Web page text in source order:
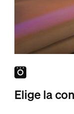
Elige la